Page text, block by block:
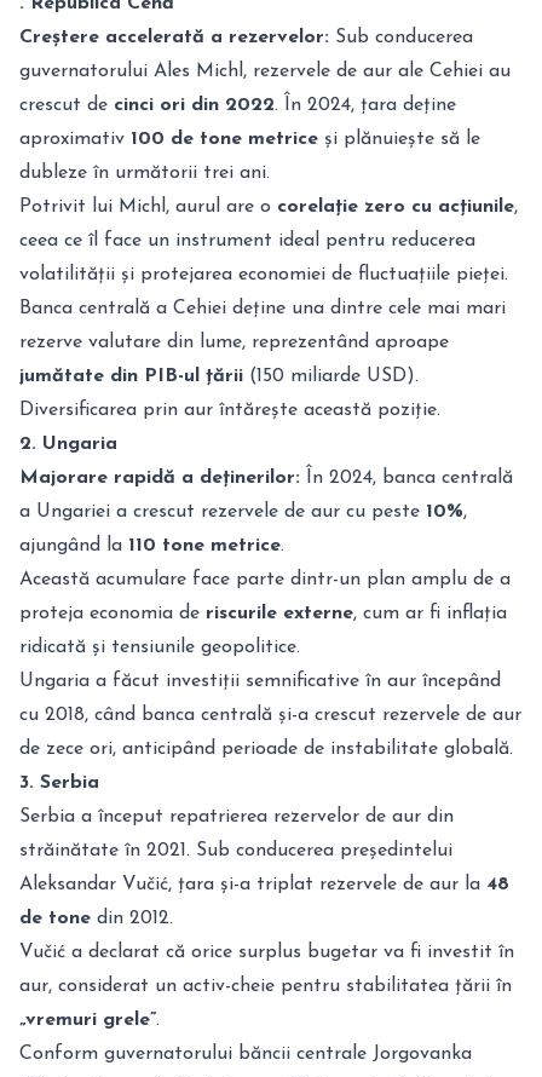
Creștere accelerată a rezervelor: Sub conducerea
guvernatorului Ales Michl, rezervele de aur ale Cehiei au
crescut de cinci ori din 2022. În 2024, țara deține
aproximativ 100 de tone metrice și plănuiește să le
dubleze în următorii trei ani.
Potrivit lui Michl, aurul are o corelație zero cu acțiunile,
ceea ce îl face un instrument ideal pentru reducerea
volatilității și protejarea economiei de fluctuațiile pieței.
Banca centrală a Cehiei deține una dintre cele mai mari
rezerve valutare din lume, reprezentând aproape
jumătate din PIB-ul țării (150 miliarde USD).
Diversificarea prin aur întărește această poziție.
2. Ungaria
Majorare rapidă a deținerilor: În 2024, banca centrală
a Ungariei a crescut rezervele de aur cu peste 10%,
ajungând la 110 tone metrice.
Această acumulare face parte dintr-un plan amplu de a
proteja economia de riscurile externe, cum ar fi inflația
ridicată și tensiunile geopolitice.
Ungaria a făcut investiții semnificative în aur începând
cu 2018, când banca centrală și-a crescut rezervele de aur
de zece ori, anticipând perioade de instabilitate globală.
3. Serbia
Serbia a început repatrierea rezervelor de aur din
străinătate în 2021. Sub conducerea președintelui
Aleksandar Vučić, țara și-a triplat rezervele de aur la 48
de tone din 2012.
Vučić a declarat că orice surplus bugetar va fi investit în
aur, considerat un activ-cheie pentru stabilitatea țării în
„vremuri grele”.
Conform guvernatorului băncii centrale Jorgovanka